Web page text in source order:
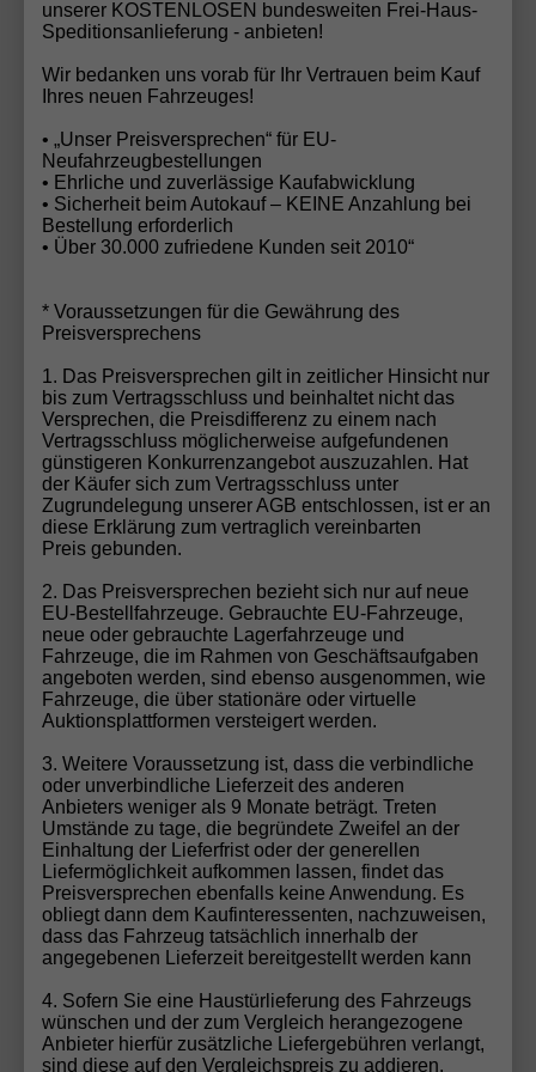
sind. In einer Branche, die oft vom Preisdruck
GmbH auf langfristige Kundenbeziehungen, ehrliche
Beratung und nachvollziehbare Angebote – und wird
dafür nun mit dem Deutschen Fairness-Preis 2025
belohnt.
Haben Sie Ihr Traumfahrzeug noch nicht entdeckt?
Konfiguratorkönnen Sie Ihr Wunschauto in
wenigen Schritten individuell zusammenstellen –
genau nach Ihren Vorstellungen. Alternativ senden
Sie uns IhreFahrzeuganfrage, und unser
erfahrenes Team findet das perfekte Fahrzeug für
Sie. Egal ob spezifische Ausstattung, Farbe oder
Modell – wir machen Ihren Autotraum wahr!
Fahrzeug konfigurieren
Gebrauchtwagen-Inzahlungnahme
Möchten Sie Ihren aktuellen Wagen in Zahlung
geben? Bei uns ist das ganz einfach! Füllen Sie unser
Gebrauchtwagen-Formular aus, und unser Team
erstellt Ihnen schnell und unkompliziert ein faires
Angebot für Ihr Fahrzeug. Wir übernehmen die
Bewertung und Abwicklung, damit Sie sich voll und
ganz auf Ihr neues EU-Fahrzeug freuen können.
Sparen Sie Zeit und profitieren Sie von unserem
Rundum-Service!
Zum Gebrauchtwagen-Formular
unserer KOSTENLOSEN bundesweiten Frei-Haus-
Speditionsanlieferung - anbieten!
Wir bedanken uns vorab für Ihr Vertrauen beim Kauf
Ihres neuen Fahrzeuges!
• „Unser Preisversprechen“ für EU-
Neufahrzeugbestellungen
• Ehrliche und zuverlässige Kaufabwicklung
• Sicherheit beim Autokauf – KEINE Anzahlung bei
Bestellung erforderlich
• Über 30.000 zufriedene Kunden seit 2010“
* Voraussetzungen für die Gewährung des
Preisversprechens
1. Das Preisversprechen gilt in zeitlicher Hinsicht nur
bis zum Vertragsschluss und beinhaltet nicht das
Versprechen, die Preisdifferenz zu einem nach
Vertragsschluss möglicherweise aufgefundenen
günstigeren Konkurrenzangebot auszuzahlen. Hat
der Käufer sich zum Vertragsschluss unter
Zugrundelegung unserer AGB entschlossen, ist er an
diese Erklärung zum vertraglich vereinbarten
Preis gebunden.
2. Das Preisversprechen bezieht sich nur auf neue
EU-Bestellfahrzeuge. Gebrauchte EU-Fahrzeuge,
neue oder gebrauchte Lagerfahrzeuge und
Fahrzeuge, die im Rahmen von Geschäftsaufgaben
angeboten werden, sind ebenso ausgenommen, wie
Fahrzeuge, die über stationäre oder virtuelle
Auktionsplattformen versteigert werden.
3. Weitere Voraussetzung ist, dass die verbindliche
oder unverbindliche Lieferzeit des anderen
Anbieters weniger als 9 Monate beträgt. Treten
Umstände zu tage, die begründete Zweifel an der
Einhaltung der Lieferfrist oder der generellen
Liefermöglichkeit aufkommen lassen, findet das
Preisversprechen ebenfalls keine Anwendung. Es
obliegt dann dem Kaufinteressenten, nachzuweisen,
dass das Fahrzeug tatsächlich innerhalb der
angegebenen Lieferzeit bereitgestellt werden kann
4. Sofern Sie eine Haustürlieferung des Fahrzeugs
wünschen und der zum Vergleich herangezogene
Anbieter hierfür zusätzliche Liefergebühren verlangt,
sind diese auf den Vergleichspreis zu addieren.